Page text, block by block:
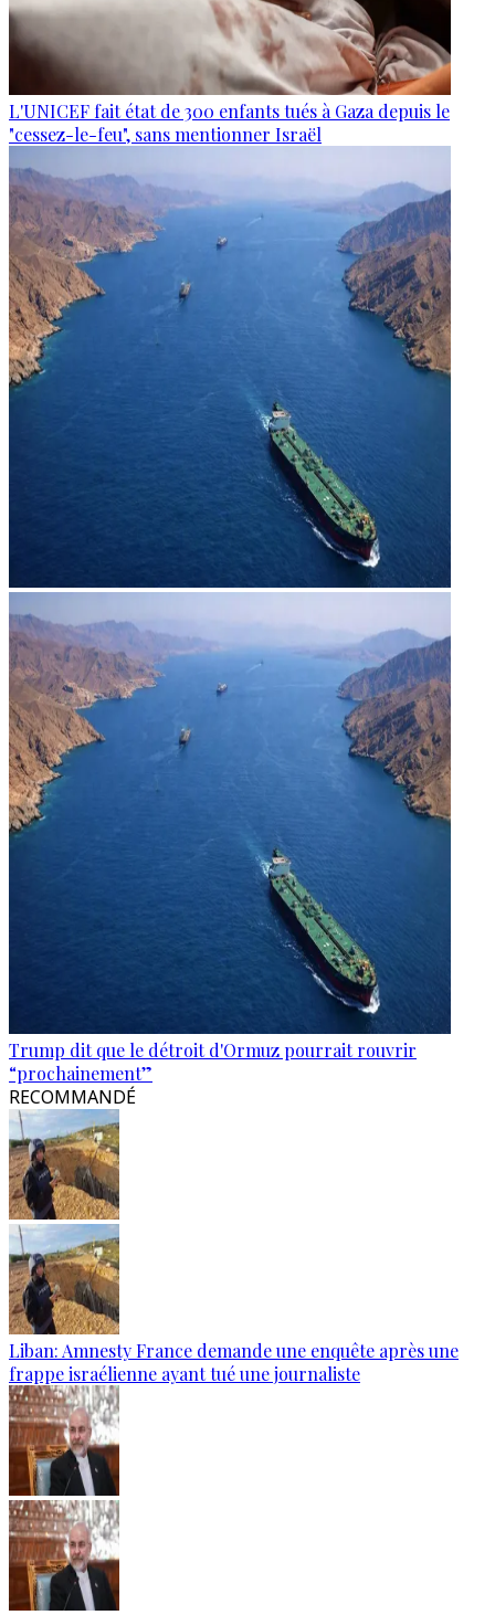
L'UNICEF fait état de 300 enfants tués à Gaza depuis le
"cessez-le-feu", sans mentionner Israël
Trump dit que le détroit d'Ormuz pourrait rouvrir
“prochainement”
RECOMMANDÉ
Liban: Amnesty France demande une enquête après une
frappe israélienne ayant tué une journaliste